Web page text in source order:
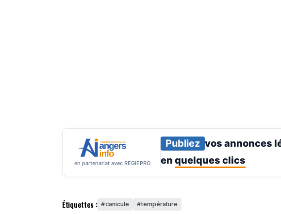
en partenariat avec REGIEPRO
Publiez vos annonces
en quelques clics
Étiquettes : canicule température